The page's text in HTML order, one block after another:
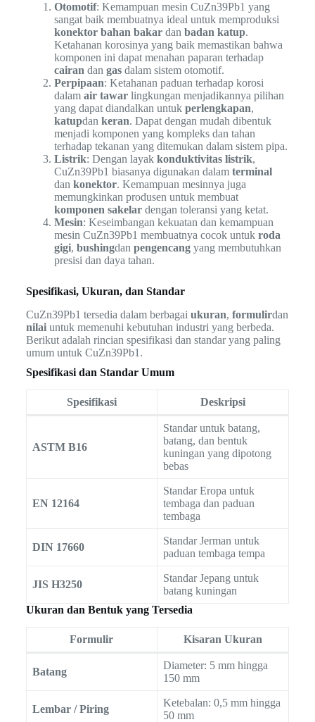
Otomotif: Kemampuan mesin CuZn39Pb1 yang
sangat baik membuatnya ideal untuk memproduksi
konektor bahan bakardan badan katup.
Ketahanan korosinya yang baik memastikan bahwa
komponen ini dapat menahan paparan terhadap
cairan dan gasdalam sistem otomotif.
Perpipaan: Ketahanan paduan terhadap korosi
dalam air tawarlingkungan menjadikannya pilihan
yang dapat diandalkan untuk perlengkapan,
katupdan keran. Dapat dengan mudah dibentuk
menjadi komponen yang kompleks dan tahan
terhadap tekanan yang ditemukan dalam sistem pipa.
Listrik: Dengan layak konduktivitas listrik,
CuZn39Pb1 biasanya digunakan dalam terminal
dan konektor. Kemampuan mesinnya juga
memungkinkan produsen untuk membuat
komponen sakelardengan toleransi yang ketat.
Mesin: Keseimbangan kekuatan dan kemampuan
mesin CuZn39Pb1 membuatnya cocok untuk roda
gigi, bushingdan pengencangyang membutuhkan
presisi dan daya tahan.
Spesifikasi, Ukuran, dan Standar
CuZn39Pb1 tersedia dalam berbagai ukuran, formulirdan
nilaiuntuk memenuhi kebutuhan industri yang berbeda.
Berikut adalah rincian spesifikasi dan standar yang paling
umum untuk CuZn39Pb1.
Spesifikasi dan Standar Umum
Spesifikasi Deskripsi
ASTM B16
Standar untuk batang,
batang, dan bentuk
kuningan yang dipotong
bebas
EN 12164
Standar Eropa untuk
tembaga dan paduan
tembaga
DIN 17660
Standar Jerman untuk
paduan tembaga tempa
JIS H3250
Standar Jepang untuk
batang kuningan
Ukuran dan Bentuk yang Tersedia
Formulir Kisaran Ukuran
Batang
Diameter: 5 mm hingga
150 mm
Lembar / Piring
Ketebalan: 0,5 mm hingga
50 mm